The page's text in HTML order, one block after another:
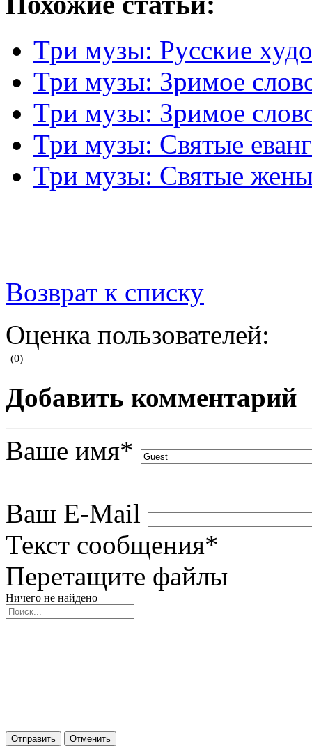
Три музы: Русские
Три музы: Зримое
Три музы: Зримое
Три музы: Святые
Три музы: Святые
Возврат к списку
Оценка пользователей:
(0)
Добавить комментарий
Ваше имя*
Ваш E-Mail
Текст сообщения*
Перетащите файлы
Ничего не найдено
Отправить Отменить